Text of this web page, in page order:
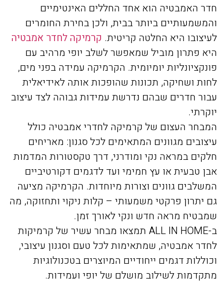
חדר האמבטיה הוא אחד החללים האינטימיים
והמשמעותיים ביותר בבית, ולכן בחירת החומרים
לעיצובו היא החלטה קריטית. קרמיקה לחדר אמבטיה
היא פתרון מוביל שמאפשר לשלב יופי מרהיב עם
פונקציונליות יומיומית. הקרמיקה עמידה בפני מים,
לחות ושחיקה, תכונות שהופכות אותה לאידיאלית
עבור חדרים שבהם נדרשת עמידות גבוהה לצד עיצוב
יוקרתי.
המבחר העצום של קרמיקה לחדרי אמבטיה כולל
עיצובים מגוונים המתאימים לכל סגנון: מאריחים
חלקים במראה נקי ומודרני, דרך טקסטורות המדמות
אבן טבעית או עץ חמימי ועד לדגמים דקורטיביים
המשלבים גוונים וצורות מיוחדות. הקרמיקה מציעה
גם יתרון פרקטי משמעותי – קלות ניקוי ותחזוקה, מה
שמבטיח מראה חדש ונקי לאורך זמן.
ב-ALL IN HOME תמצאו מבחר עשיר של קרמיקות
לחדר אמבטיה, שמתאימות לכל טעם וסגנון עיצובי,
וכוללות דגמים ייחודיים המיוצרים בטכנולוגיות
מתקדמות לשילוב מושלם של יופי ועמידות.